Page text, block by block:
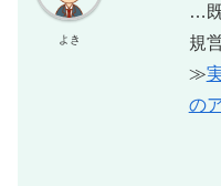
よき
…
規
≫
の